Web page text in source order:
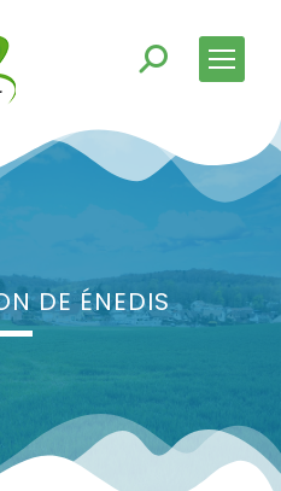
DE ÉNEDIS